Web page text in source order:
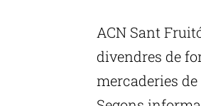
ACN Sant
divendres de
mercaderies